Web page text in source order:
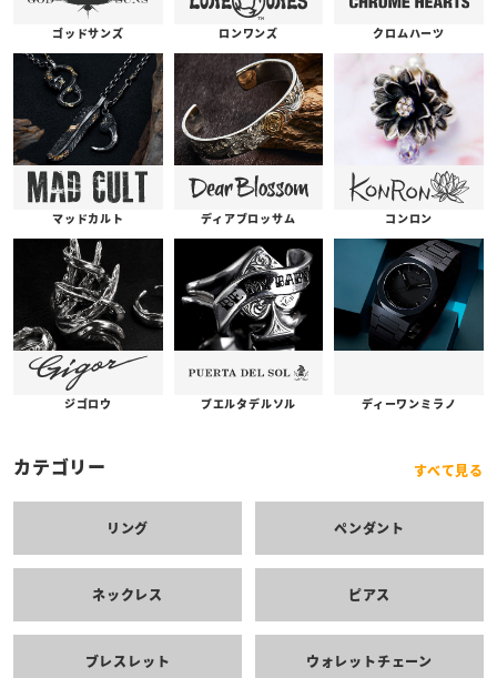
ゴッドサンズ ロンワンズ クロムハーツ
マッドカルト ディアブロッサム コンロン
ジゴロウ プエルタデルソル ディーワンミラノ
カテゴリー すべて見る
リング ペンダント
ネックレス ピアス
ブレスレット ウォレットチェーン